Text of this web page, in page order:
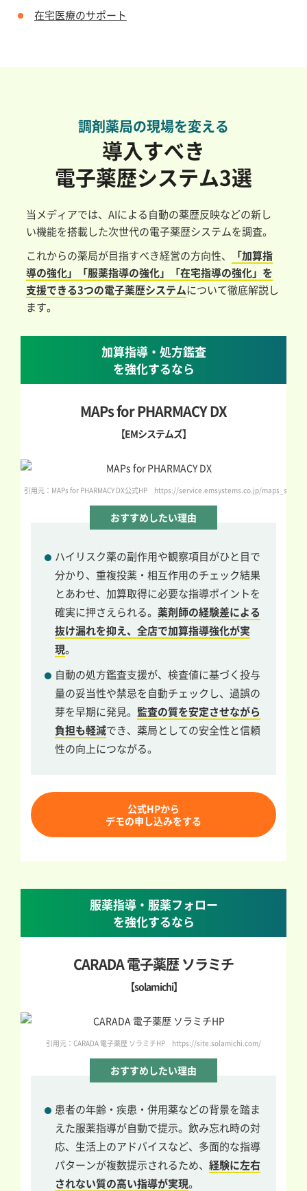
在宅医療のサポート
調剤薬局の現場を変える
導入すべき
電子薬歴システム3選
当メディアでは、AIによる自動の薬歴反映などの新し
い機能を搭載した次世代の電子薬歴システムを調査。
これからの薬局が目指すべき経営の方向性、
「加算指
導の強化」「服薬指導の強化」「在宅指導の強化」を
支援できる3つの電子薬歴システムについて徹底解説し
ます。
加算指導・処方鑑査
を強化するなら
MAPs for PHARMACY DX
【EMシステムズ】
引用元：MAPs for PHARMACY DX公式HP https://service.emsystems.co.jp/
おすすめしたい理由
ハイリスク薬の副作用や観察項目がひと目で
分かり、重複投薬・相互作用のチェック結果
とあわせ、加算取得に必要な指導ポイントを
確実に押さえられる。薬剤師の経験差による
抜け漏れを抑え、全店で加算指導強化が実
現。
自動の処方鑑査支援が、検査値に基づく投与
量の妥当性や禁忌を自動チェックし、過誤の
芽を早期に発見。 監査の質を安定させながら
負担も軽減でき、薬局としての安全性と信頼
性の向上につながる。
公式HPから
デモの申し込みをする
服薬指導・服薬フォロー
を強化するなら
CARADA 電子薬歴 ソラミチ
【solamichi】
引用元：CARADA 電子薬歴 ソラミチHP https://site.solamichi.com/
おすすめしたい理由
患者の年齢・疾患・併用薬などの背景を踏ま
えた服薬指導が自動で提示。飲み忘れ時の対
応、生活上のアドバイスなど、多面的な指導
パターンが複数提示されるため、経験に左右
されない質の高い指導が実現。